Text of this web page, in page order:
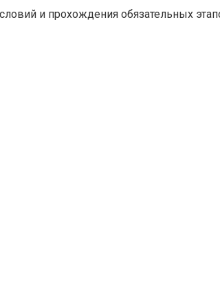
и прохождения обязательных